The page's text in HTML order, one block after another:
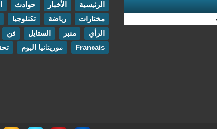
حوادث
اقتصاد
تكنلوجيا
مقابلات
الستايل فن
اتصل بنا
موريتانيا اليوم تحقيقات